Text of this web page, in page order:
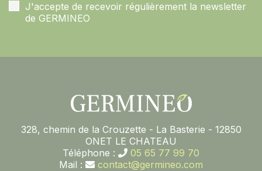
J'accepte de recevoir régulièrement la newsletter
de GERMINEO
328, chemin de la Crouzette - La Basterie - 12850
ONET LE CHATEAU
Téléphone :
05 65 77 99 70
Mail :
contact@germineo.com